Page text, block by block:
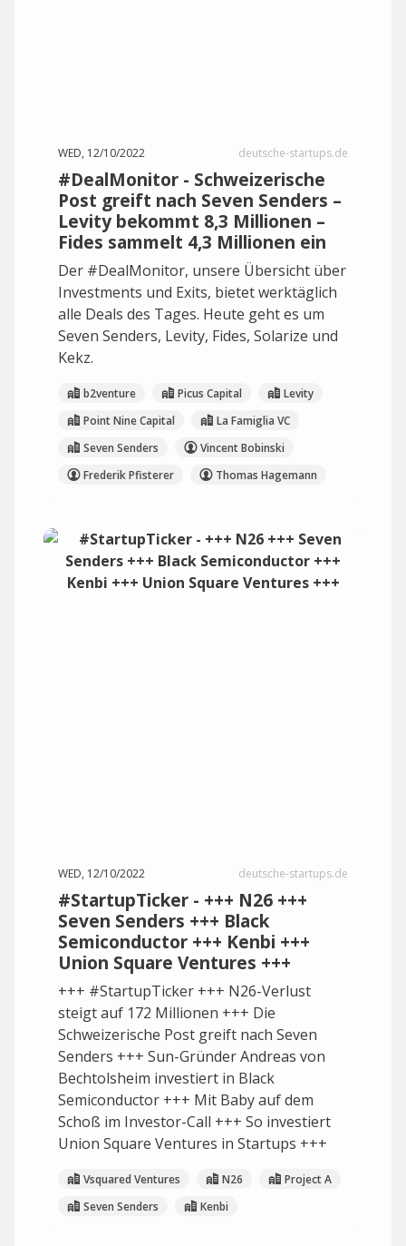
WED, 12/10/2022 deutsche-startups.de
#DealMonitor - Schweizerische
Post greift nach Seven Senders –
Levity bekommt 8,3 Millionen –
Fides sammelt 4,3 Millionen ein
Der #DealMonitor, unsere Übersicht über
Investments und Exits, bietet werktäglich
alle Deals des Tages. Heute geht es um
Seven Senders, Levity, Fides, Solarize und
Kekz.
b2venture Picus Capital
Levity
Point Nine Capital
La Famiglia VC
Seven Senders
Vincent Bobinski
Frederik Pfisterer
Thomas Hagemann
WED, 12/10/2022 deutsche-startups.de
#StartupTicker - +++ N26 +++
Seven Senders +++ Black
Semiconductor +++ Kenbi +++
Union Square Ventures +++
+++ #StartupTicker +++ N26-Verlust
steigt auf 172 Millionen +++ Die
Schweizerische Post greift nach Seven
Senders +++ Sun-Gründer Andreas von
Bechtolsheim investiert in Black
Semiconductor +++ Mit Baby auf dem
Schoß im Investor-Call +++ So investiert
Union Square Ventures in Startups +++
Vsquared Ventures N26
Project A
Seven Senders
Kenbi